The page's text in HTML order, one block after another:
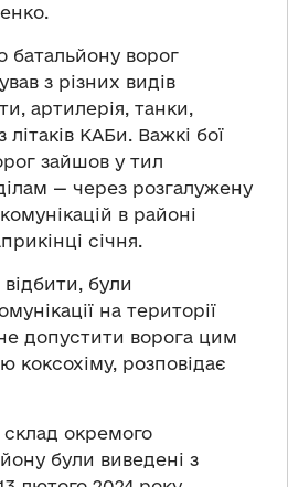
батальйону ворог
з різних видів
артилерія, танки,
КАБи. Важкі бої
зайшов у тил
— через розгалужену
в районі
січня.
були
на території
допустити ворога цим
коксохіму, розповідає
окремого
були виведені з